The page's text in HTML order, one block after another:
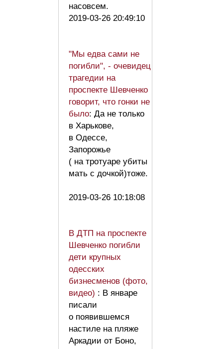
насовсем.
2019-03-26 20:49:10
"Мы едва сами не
погибли", - очевидец
трагедии на
проспекте Шевченко
говорит, что гонки не
было: Да не только
в Харькове,
в Одессе,
Запорожье
( на тротуаре убиты
мать с дочкой)тоже.
2019-03-26 10:18:08
В ДТП на проспекте
Шевченко погибли
дети крупных
одесских
бизнесменов (фото,
видео) : В январе
писали
о появившемся
настиле на пляже
Аркадии от Боно,